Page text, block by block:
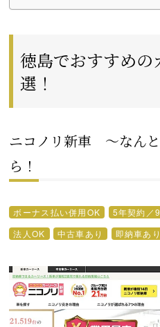
徳島でおすすめの
選！
ニコノリ新車 ～なん
ら！
ボーナス払い併用OK 5年契約／
法人OK
中古車あり 即納車あり